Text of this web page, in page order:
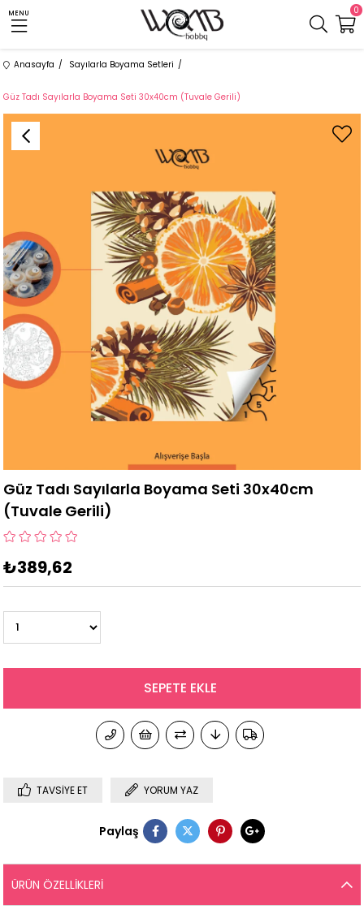
MENU 0
Anasayfa Sayılarla Boyama Setleri
Güz Tadı Sayılarla Boyama Seti 30x40cm (Tuvale Gerili)
Güz Tadı Sayılarla Boyama Seti 30x40cm
(Tuvale Gerili)
₺389,62
TAVSIYE ET YORUM YAZ
Paylaş
ÜRÜN ÖZELLIKLERI